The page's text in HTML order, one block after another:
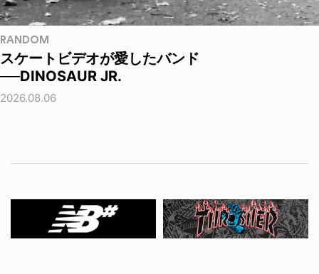
RANDOM
スケートビデオが愛したバンド
──DINOSAUR JR.
2026.08.06